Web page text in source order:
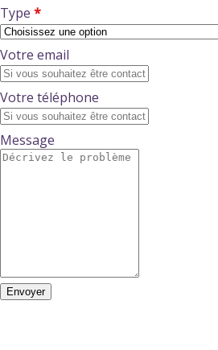
Type
Votre email
Votre téléphone
Message
Envoyer